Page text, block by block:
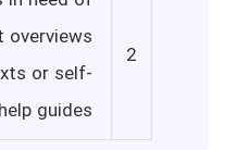
2
overviews
or self-
help guides